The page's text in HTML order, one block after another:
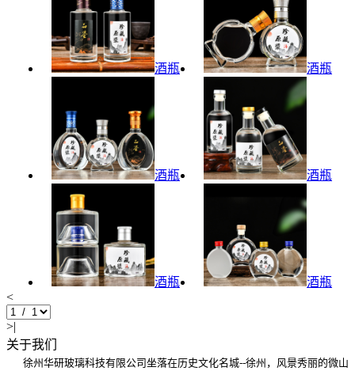
酒瓶 酒瓶
酒瓶 酒瓶
酒瓶 酒瓶
<
>|
关于我们
徐州华研玻璃科技有限公司坐落在历史文化名城--徐州，风景秀丽的微山